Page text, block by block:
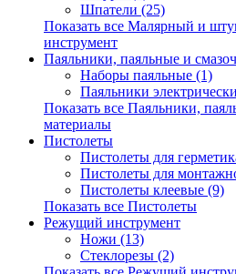
Шпатели (25)
Показать все Малярный и
инструмент
Паяльники, паяльные и
Наборы паяльные (1)
Паяльники
Показать все Паяльники,
материалы
Пистолеты
Пистолеты для
Пистолеты для
Пистолеты клеевые (9)
Показать все Пистолеты
Режущий инструмент
Ножи (13)
Стеклорезы (2)